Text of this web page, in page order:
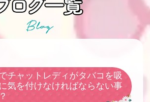
チャットレディがタバコを吸
気を付けなければならない事